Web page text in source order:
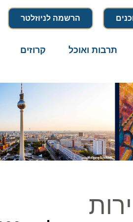
הרשמה לניוזלטר
תרבות ואוכל קרוזים